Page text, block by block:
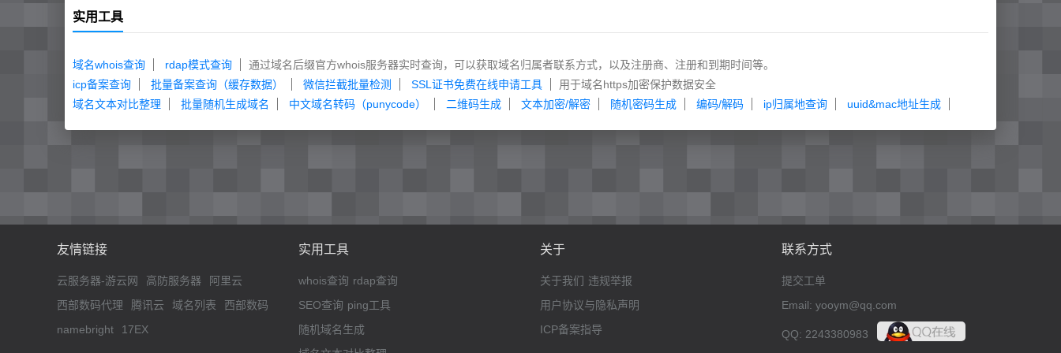
实用工具
域名whois查询 rdap模式查询
通过域名后缀官方whois服务器实时查询，可以获取域名归属者联系方式，以及注册商、注册和到期时间等。
icp备案查询
批量备案查询（缓存数据） 微信拦截批量检测 SSL证书免费在线申请工具
用于域名https加密保护数据安全
域名文本对比整理
批量随机生成域名 中文域名转码（punycode） 二维码生成 文本加密/解密 随机密码生成 编码/解码 ip归属地查询 uuid&mac地址生成
友情链接
云服务器-游云网 高防服务器
阿里云
西部数码代理
腾讯云 域名列表
西部数码
namebright
17EX
实用工具
whois查询 rdap查询
SEO查询 ping工具
随机域名生成
关于
关于我们 违规举报
用户协议与隐私声明
ICP备案指导
联系方式
提交工单
Email: yooym@qq.com
QQ: 2243380983